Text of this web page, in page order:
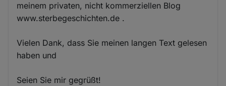
meinem privaten, nicht kommerziellen Blog
www.sterbegeschichten.de .
Vielen Dank, dass Sie meinen langen Text gelesen
haben und
Seien Sie mir gegrüßt!